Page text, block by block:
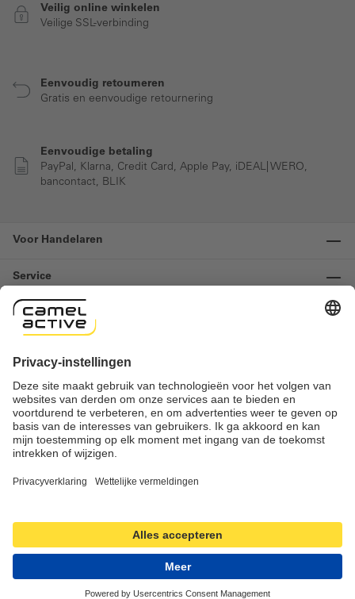
Veilig online winkelen
Veilige SSL-verbinding
Eenvoudig retourneren
Gratis en eenvoudige retournering
Eenvoudige betaling
PayPal, Klarna, Credit Card, Apple Pay, iDEAL| WERO,
bancontact, BLIK
Voor Handelaren
Service
Informatie
Important links
Herroeping